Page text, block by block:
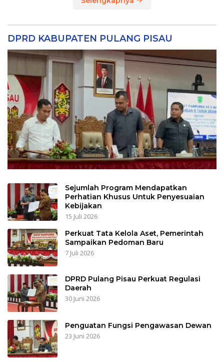
DPRD KABUPATEN PULANG PISAU
Sejumlah Program Mendapatkan
Perhatian Khusus Untuk Penyesuaian
Kebijakan
15 Juli 2026
Perkuat Tata Kelola Aset, Pemerintah
Sampaikan Pedoman Baru
7 Juli 2026
DPRD Pulang Pisau Perkuat Regulasi
Daerah
30 Juni 2026
Penguatan Fungsi Pengawasan Dewan
23 Juni 2026